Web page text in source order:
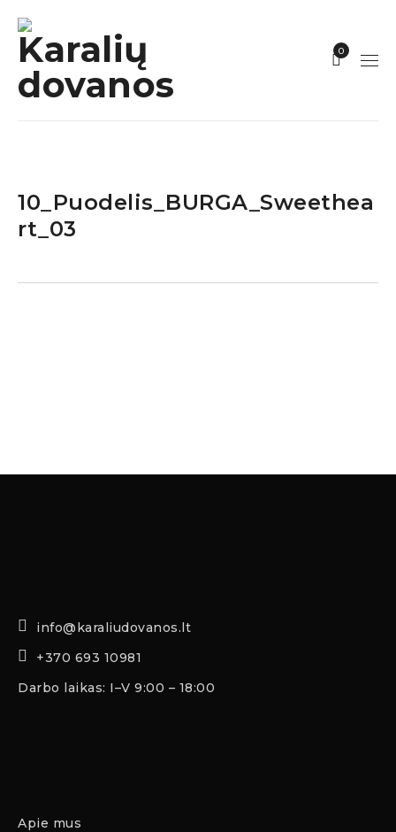
0
10_Puodelis_BURGA_Sweethea
rt_03
info@karaliudovanos.lt
+370 693 10981
Darbo laikas: I–V 9:00 – 18:00
Apie mus